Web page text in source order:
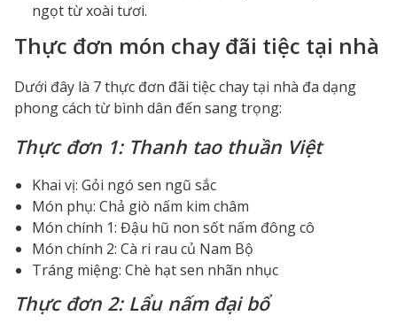
ngọt từ xoài tươi.
Thực đơn món chay đãi tiệc tại nhà
Dưới đây là 7 thực đơn đãi tiệc chay tại nhà đa dạng
phong cách từ bình dân đến sang trọng:
Thực đơn 1: Thanh tao thuần Việt
Khai vị: Gỏi ngó sen ngũ sắc
Món phụ: Chả giò nấm kim châm
Món chính 1: Đậu hũ non sốt nấm đông cô
Món chính 2: Cà ri rau củ Nam Bộ
Tráng miệng: Chè hạt sen nhãn nhục
Thực đơn 2: Lẩu nấm đại bổ